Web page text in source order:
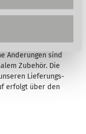
wird
Änderungen sind
Zubehör. Die
Lieferungs-
erfolgt über den